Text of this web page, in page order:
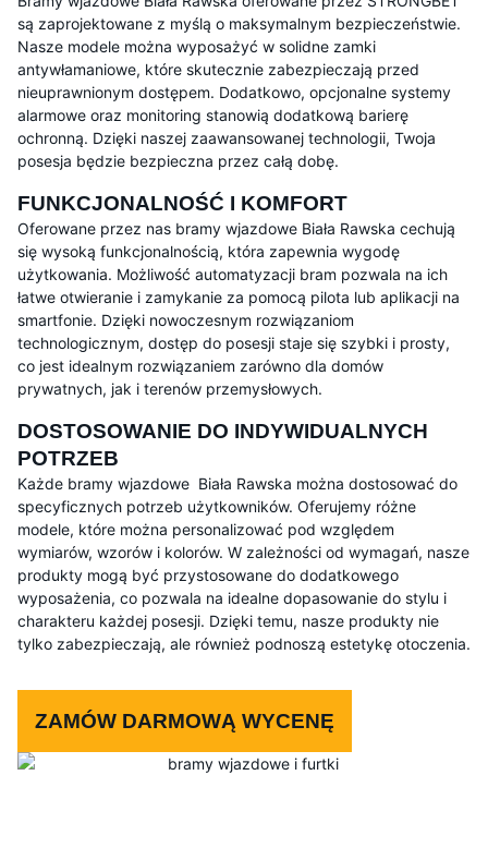
są zaprojektowane z myślą o maksymalnym bezpieczeństwie.
Nasze modele można wyposażyć w solidne zamki
antywłamaniowe, które skutecznie zabezpieczają przed
nieuprawnionym dostępem. Dodatkowo, opcjonalne systemy
alarmowe oraz monitoring stanowią dodatkową barierę
ochronną. Dzięki naszej zaawansowanej technologii, Twoja
posesja będzie bezpieczna przez całą dobę.
FUNKCJONALNOŚĆ I KOMFORT
Oferowane przez nas bramy wjazdowe Biała Rawska cechują
się wysoką funkcjonalnością, która zapewnia wygodę
użytkowania. Możliwość automatyzacji bram pozwala na ich
łatwe otwieranie i zamykanie za pomocą pilota lub aplikacji na
smartfonie. Dzięki nowoczesnym rozwiązaniom
technologicznym, dostęp do posesji staje się szybki i prosty,
co jest idealnym rozwiązaniem zarówno dla domów
prywatnych, jak i terenów przemysłowych.
DOSTOSOWANIE DO INDYWIDUALNYCH
POTRZEB
Każde bramy wjazdowe Biała Rawska można dostosować do
specyficznych potrzeb użytkowników. Oferujemy różne
modele, które można personalizować pod względem
wymiarów, wzorów i kolorów. W zależności od wymagań, nasze
produkty mogą być przystosowane do dodatkowego
wyposażenia, co pozwala na idealne dopasowanie do stylu i
charakteru każdej posesji. Dzięki temu, nasze produkty nie
tylko zabezpieczają, ale również podnoszą estetykę otoczenia.
ZAMÓW DARMOWĄ WYCENĘ